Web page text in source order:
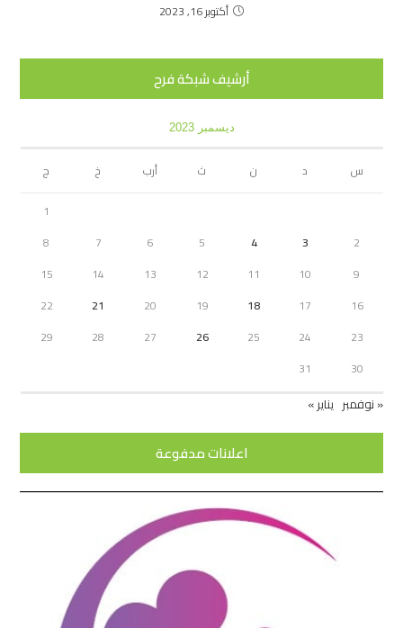
أكتوبر 16, 2023
أرشيف شبكة فرح
ديسمبر 2023
س د ن ث أرب خ
ج
1
2
3
4
5
6
7
8
9
10
11
12
13
14
15
16
17
18
19
20
21
22
23
24
25
26
27
28
29
30
31
« نوفمبر يناير »
اعلانات مدفوعة